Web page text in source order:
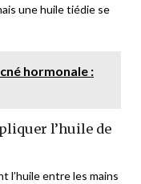
une huile tiédie se
hormonale :
l’huile de
l’huile entre les mains